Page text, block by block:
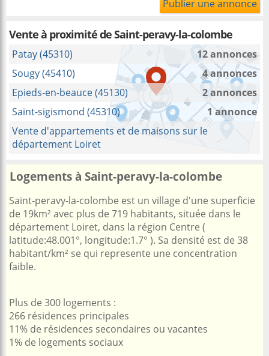
Publier une annonce
Vente à proximitéde Saint-peravy-la-colombe
Patay (45310)
12 annonces
Sougy (45410)
4 annonces
Epieds-en-beauce (45130)
2 annonces
Saint-sigismond (45310)
1 annonce
Vente d'appartements et de maisons sur le
département Loiret
Logements à Saint-peravy-la-colombe
Saint-peravy-la-colombe est un village d'une superficie
de 19km² avec plus de 719 habitants, située dans le
département Loiret, dans la région Centre (
latitude:48.001°, longitude:1.7° ). Sa densité est de 38
habitant/km² se qui represente une concentration
faible.
Plus de 300 logements :
266 résidences principales
11% de résidences secondaires ou vacantes
1% de logements sociaux